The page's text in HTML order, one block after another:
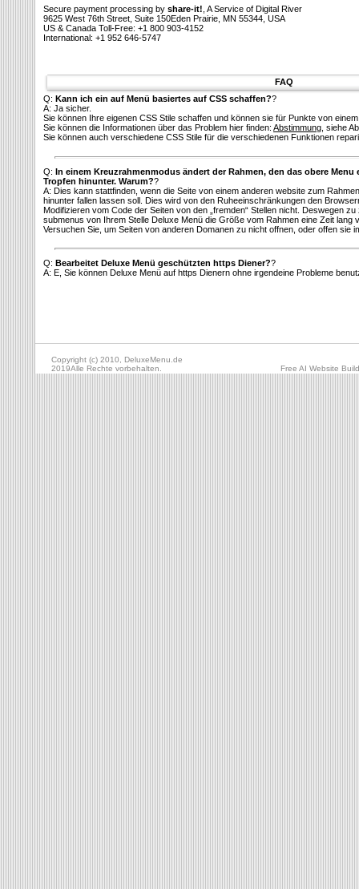
Secure payment processing by share-it! , A Service of Digital River
9625 West 76th Street, Suite 150Eden Prairie, MN 55344, USA
US & Canada Toll-Free: +1 800 903-4152
International: +1 952 646-5747
FAQ
Q: Kann ich ein auf Menü basiertes auf CSS schaffen??
A: Ja sicher.
Sie können Ihre eigenen CSS Stile schaffen und können sie für Punkte von
Sie können die Informationen über das Problem hier finden: Abstimmung , siehe
Sie können auch verschiedene CSS Stile für die verschiedenen Funktionen
Q: In einem Kreuzrahmenmodus ändert der Rahmen, den das obere
Tropfen hinunter. Warum??
A: Dies kann stattfinden, wenn die Seite von einem anderen website zum
hinunter fallen lassen soll. Dies wird von den Ruheeinschränkungen den
Modifizieren vom Code der Seiten von den „fremden“ Stellen nicht. Deswegen
submenus von Ihrem Stelle Deluxe Menü die Größe vom Rahmen eine Zeit lang
Versuchen Sie, um Seiten von anderen Domanen zu nicht offnen, oder offen sie
Q: Bearbeitet Deluxe Menü geschützten https Diener??
A: E, Sie können Deluxe Menü auf https Dienern ohne irgendeine Probleme
Copyright (c) 2010, DeluxeMenu.de
2019Alle Rechte vorbehalten.
Free AI Website